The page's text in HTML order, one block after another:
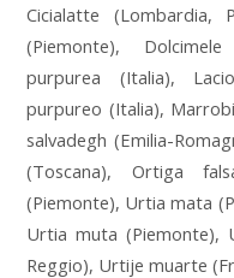
Cicialatte (Lombardia,
(Piemonte),
purpurea (Italia),
purpureo (Italia),
salvadegh (Emilia-
(Toscana), Ortiga
(Piemonte), Urtia mata
Urtia muta (Piemonte),
Reggio), Urtije muarte